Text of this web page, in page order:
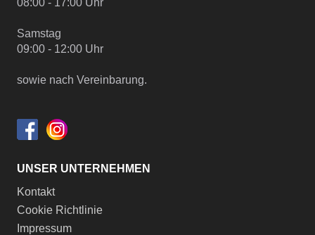
08:00 - 17:00 Uhr
Samstag
09:00 - 12:00 Uhr
sowie nach Vereinbarung.
UNSER UNTERNEHMEN
Kontakt
Cookie Richtlinie
Impressum